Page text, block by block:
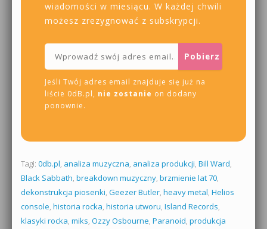
wiadomości w miesiącu. W każdej chwili
możesz zrezygnować z subskrypcji.
Jeśli Twój adres email znajduje się już na
liście 0dB.pl, nie zostanie on dodany
ponownie.
Tagi: 0db.pl, analiza muzyczna, analiza produkcji, Bill Ward,
Black Sabbath, breakdown muzyczny, brzmienie lat 70,
dekonstrukcja piosenki, Geezer Butler, heavy metal, Helios
console, historia rocka, historia utworu, Island Records,
klasyki rocka, miks, Ozzy Osbourne, Paranoid, produkcja